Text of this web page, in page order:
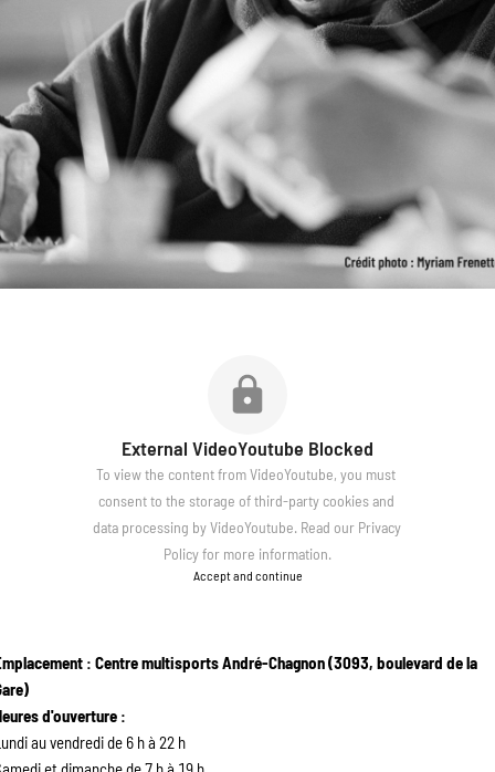
External VideoYoutube Blocked
To view the content from VideoYoutube, you must
consent to the storage of third-party cookies and
data processing by VideoYoutube. Read our Privacy
Policy for more information.
Accept and continue
: Centre multisports André-Chagnon (3093, boulevard de la
d'ouverture :
au vendredi de 6 h à 22 h